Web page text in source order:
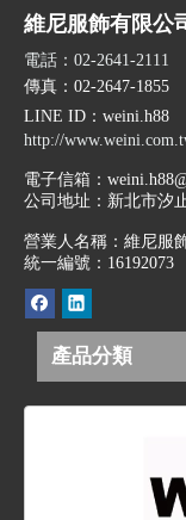
維尼服飾有限公
電話：02-2641-2111
傳真：02-2647-1855
LINE ID ：weini.h88
http://
電子信箱：
公司地址： 新北市汐
營業人名稱：維尼服
統一編號：16192073
產品分類